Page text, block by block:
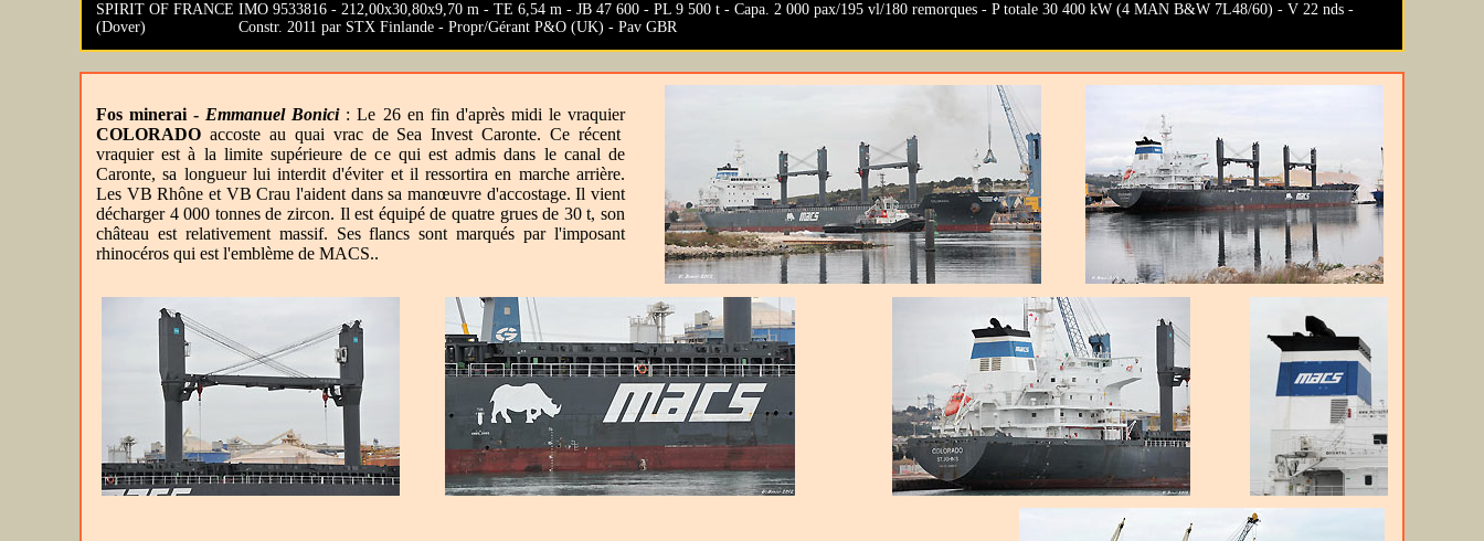
SPIRIT OF FRANCE
(Dover)
IMO 9533816 - 212,00x30,80x9,70 m - TE 6,54 m - JB 47 600 - PL 9 500 t - Capa. 2 000 pax/195 vl/180 remorques - P totale 30 400 kW (4 MAN B&W 7L48/60) - V 22 nds -
Constr. 2011 par STX Finlande - Propr/Gérant P&O (UK) - Pav GBR
Fos minerai - Emmanuel Bonici : Le 26 en fin d'après midi le vraquier
COLORADO accoste au quai vrac de Sea Invest Caronte. Ce récent
vraquier est à la limite supérieure de ce qui est admis dans le canal de
Caronte, sa longueur lui interdit d'éviter et il ressortira en marche arrière.
Les VB Rhône et VB Crau l'aident dans sa manœuvre d'accostage. Il vient
décharger 4 000 tonnes de zircon. Il est équipé de quatre grues de 30 t, son
château est relativement massif. Ses flancs sont marqués par l'imposant
rhinocéros qui est l'emblème de MACS..